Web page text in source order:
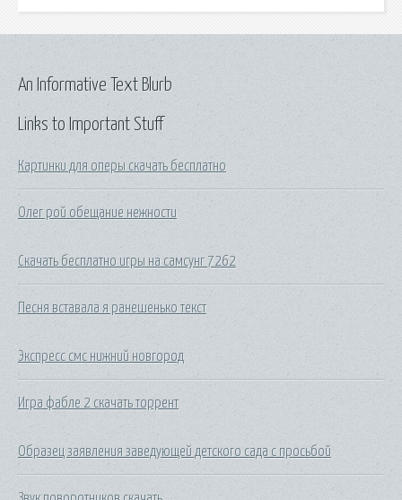
Links to Important Stuff
Картинки для оперы скачать бесплатно
Олег рой обещание нежности
Скачать бесплатно игры на самсунг 7262
Песня вставала я ранешенько текст
Экспресс смс нижний новгород
Игра фабле 2 скачать торрент
Образец заявления заведующей детского сада с просьбой
An Informative Text Blurb